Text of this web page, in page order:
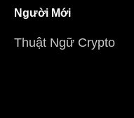
Người Mới
Thuật Ngữ Crypto